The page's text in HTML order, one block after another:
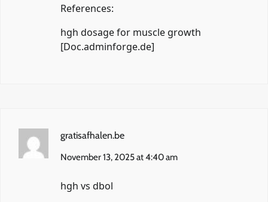
References:
hgh dosage for muscle growth
[Doc.adminforge.de]
gratisafhalen.be
November 13, 2025 at 4:40 am
hgh vs dbol